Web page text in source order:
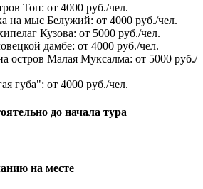
Топ: от 4000 руб./чел.
на мыс Белужий: от 4000 руб./чел.
Кузова: от 5000 руб./чел.
дамбе: от 4000 руб./чел.
остров Малая Муксалма: от 5000 руб./
губа": от 4000 руб./чел.
до начала тура
на месте